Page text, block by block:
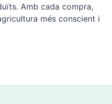
Amb cada compra,
més conscient i